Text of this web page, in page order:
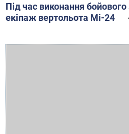
Під час виконання
екіпаж вертольота Мі-24